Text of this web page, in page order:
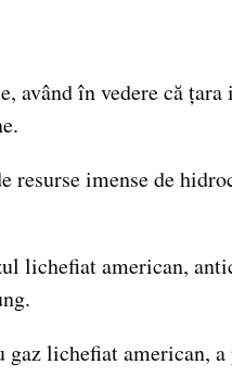
în vedere că
imense de
lichefiat american,
lichefiat american,